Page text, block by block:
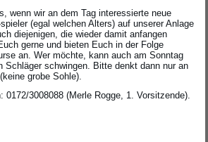
wenn wir an dem Tag interessierte neue
(egal welchen Alters) auf unserer Anlage
diejenigen, die wieder damit anfangen
gerne und bieten Euch in der Folge
an. Wer möchte, kann auch am Sonntag
Schläger schwingen. Bitte denkt dann nur an
grobe Sohle).
0172/3008088 (Merle Rogge, 1. Vorsitzende).